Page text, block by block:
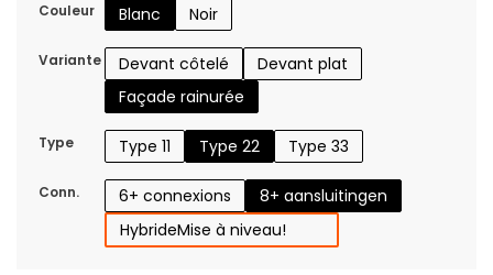
Couleur Blanc Noir
Variante Devant côtelé
Devant plat
Façade rainurée
Type Type 11 Type 22 Type 33
Conn. 6+ connexions
8+ aansluitingen
HybrideMise à niveau!